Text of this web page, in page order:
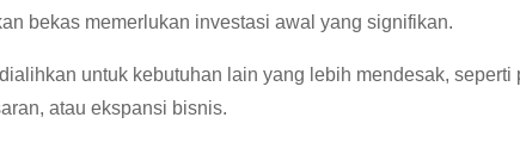
bekas memerlukan investasi awal yang signifikan.
untuk kebutuhan lain yang lebih mendesak, seperti
atau ekspansi bisnis.